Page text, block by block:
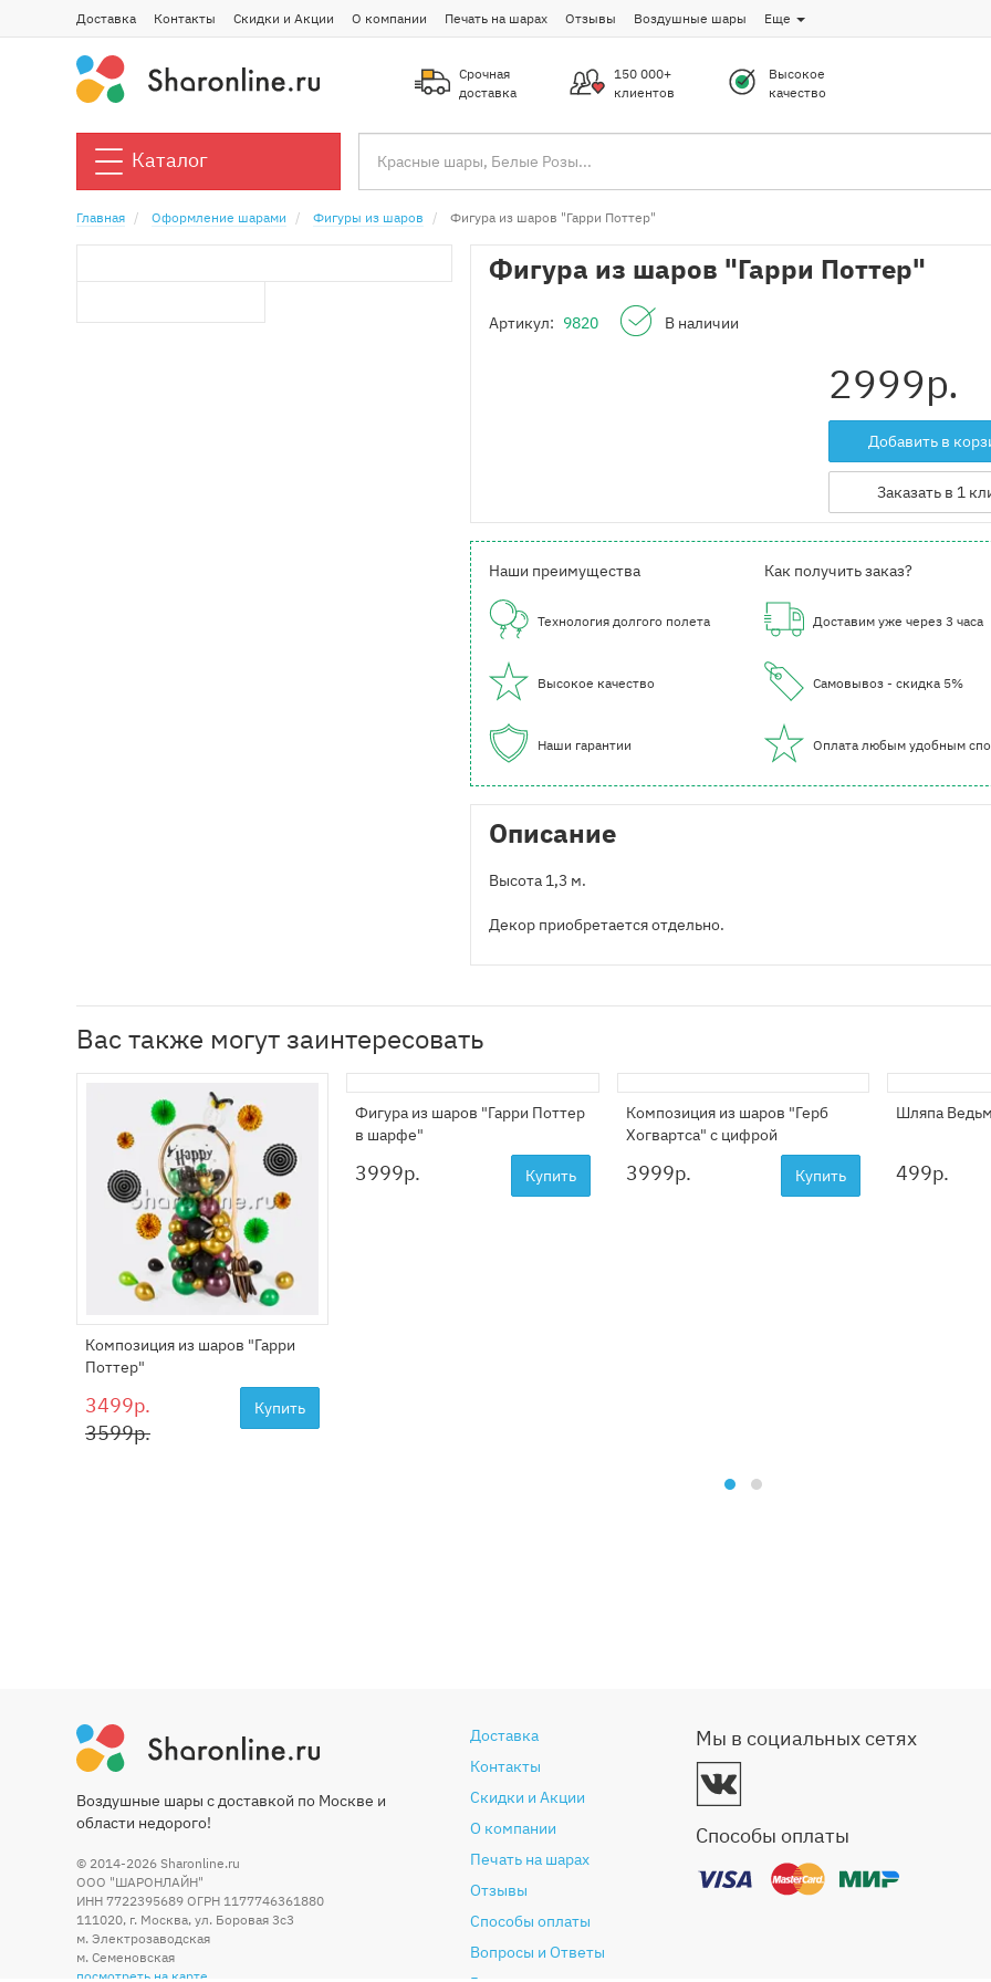
Доставка Контакты Скидки и Акции О компании Печать на шарах Отзывы Воздушные шары Еще
Срочная
доставка
150 000+
клиентов
Высокое
качество
Каталог
Главная Оформление шарами Фигуры из шаров Фигура из шаров "Гарри Поттер"
Фигура из шаров "Гарри Поттер"
Артикул: 9820 В наличии
2999р.
Добавить в
Заказать в 1
Наши преимущества
Технология долгого полета
Высокое качество
Наши гарантии
Как получить заказ?
Доставим уже через 3 часа
Самовывоз - скидка 5%
Оплата любым удобным
Описание
Высота 1,3 м.
Декор приобретается отдельно.
Вас также могут заинтересовать
Композиция из шаров "Гарри
Поттер"
3499р.
3599р.
Купить
Фигура из шаров "Гарри Поттер
в шарфе"
3999р. Купить
Композиция из шаров "Герб
Хогвартса" с цифрой
3999р. Купить
Шляпа
499р.
Воздушные шары с доставкой по Москве и
области недорого!
© 2014-2026 Sharonline.ru
ООО "ШАРОНЛАЙН"
ИНН 7722395689 ОГРН 1177746361880
111020, г. Москва, ул. Боровая 3c3
м. Электрозаводская
м. Семеновская
посмотреть на карте
Доставка
Контакты
Скидки и Акции
О компании
Печать на шарах
Отзывы
Способы оплаты
Вопросы и Ответы
Мы в социальных сетях
Способы оплаты